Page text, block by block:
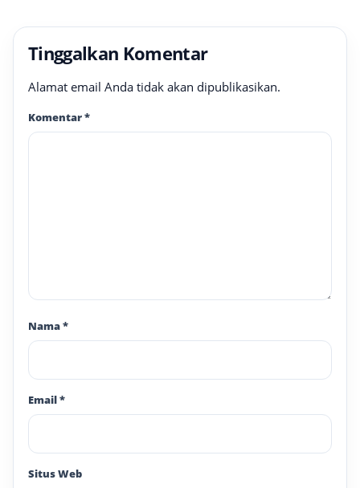
Tinggalkan Komentar
Alamat email Anda tidak akan dipublikasikan.
Komentar*
Nama*
Email*
Situs Web